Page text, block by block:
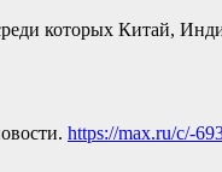
которых Китай,
https://max.ru/c/-